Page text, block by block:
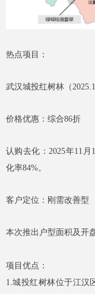
热点项目：
武汉城投红树林（
价格优惠：综合86折
认购去化：2025年11月
化率84%。
客户定位：刚需改善型
本次推出户型面积及开
项目优点：
1.城投红树林位于江汉